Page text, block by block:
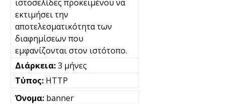
ιστοσελίδες προκειμένου να
εκτιμήσει την
αποτελεσματικότητα των
διαφημίσεων που
εμφανίζονται στον ιστότοπο.
3 μήνες
HTTP
banner